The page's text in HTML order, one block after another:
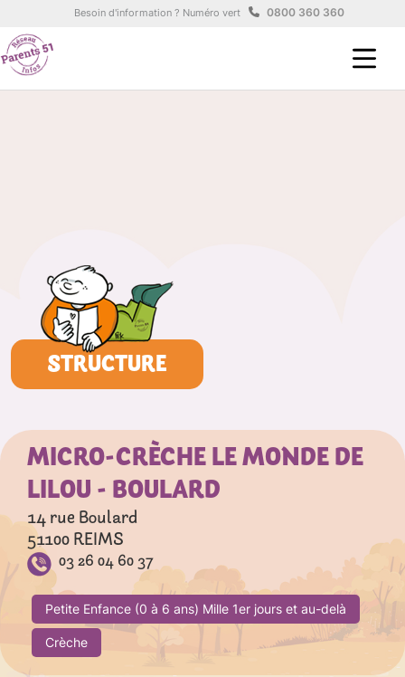
Aller au contenu principal
Besoin d'information ? Numéro vert 0800 360 360
STRUCTURE
MICRO-CRÈCHE LE MONDE DE
LILOU - BOULARD
14 rue Boulard
51100REIMS
03 26 04 60 37
Petite Enfance (0 à 6 ans) Mille 1er jours et au-delà
Crèche
Panneau de gestion des cookies